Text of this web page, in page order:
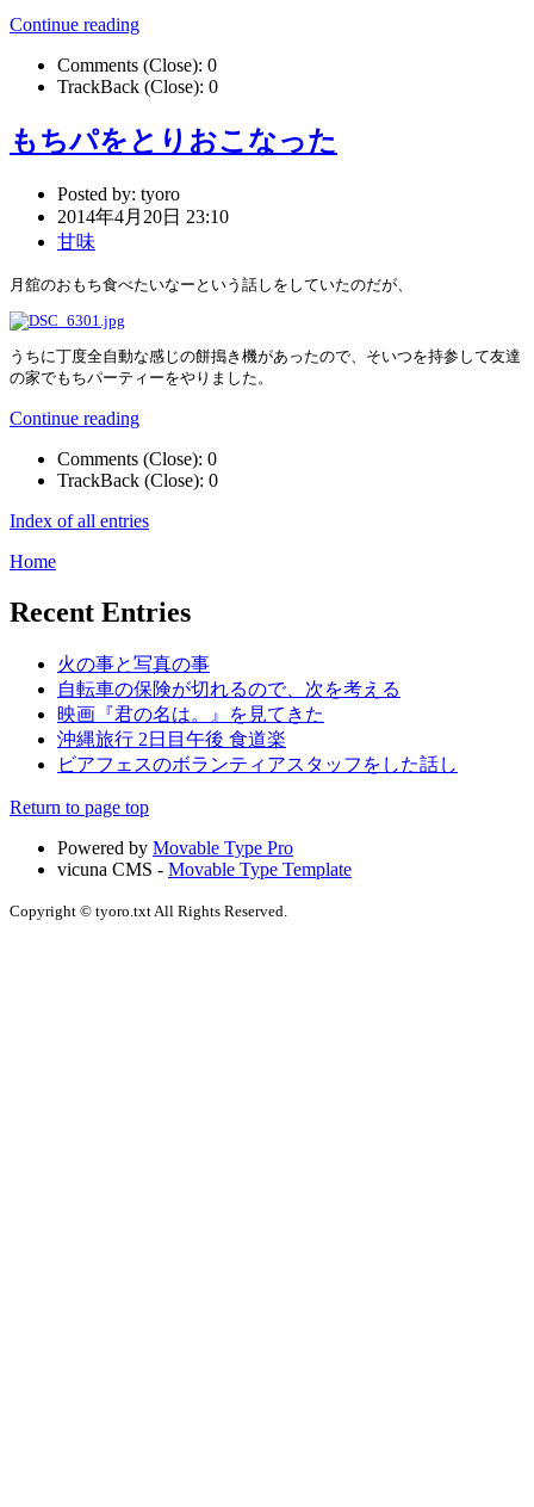
Continue reading
Comments (Close): 0
TrackBack (Close): 0
もちパをとりおこなった
Posted by: tyoro
2014年4月20日 23:10
甘味
月舘のおもち食べたいなーという話しをしていたのだが、
うちに丁度全自動な感じの餅搗き機があったので、そいつを持参して友達
の家でもちパーティーをやりました。
Continue reading
Comments (Close): 0
TrackBack (Close): 0
Index of all entries
Home
Recent Entries
火の事と写真の事
自転車の保険が切れるので、次を考える
映画『君の名は。』を見てきた
沖縄旅行 2日目午後 食道楽
ビアフェスのボランティアスタッフをした話し
Return to page top
Powered by Movable Type Pro
vicuna CMS - Movable Type Template
Copyright © tyoro.txt All Rights Reserved.